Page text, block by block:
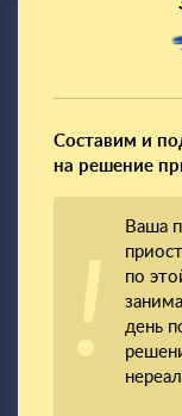
Составим и
на решение
Ваша
по
день